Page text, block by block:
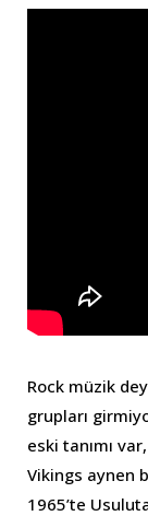
Rock müzik
grupları
eski tanımı
Vikings aynen
1965’te